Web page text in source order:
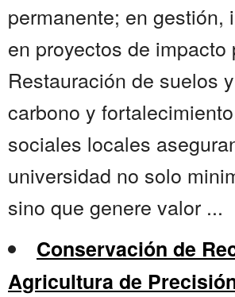
permanente; en gestión,
en proyectos de impacto
Restauración de suelos
carbono y
sociales locales
universidad no solo
sino que genere valor ...
Conservación de
Agricultura de